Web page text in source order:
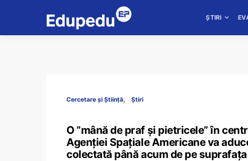
ȘTIRI
Cercetare și Știință Știri
O ”mână de praf și pietricele” în
Agenției Spațiale Americane va
colectată până acum de pe